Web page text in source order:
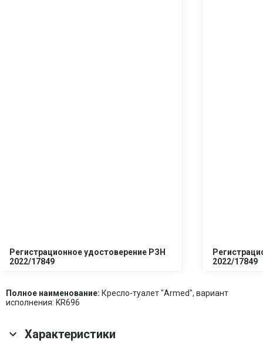
Регистрационное удостоверение РЗН
2022/17849
2022/17849
Полное наименование: Кресло-туалет "Armed", вариант
исполнения: KR696
Характеристики